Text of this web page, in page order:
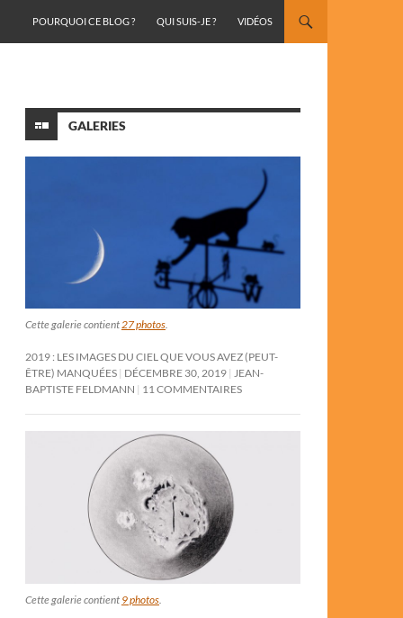
POURQUOI CE BLOG ?
QUI SUIS-JE ? VIDÉOS
GALERIES
Cette galerie contient27 photos.
2019 : LES IMAGES DU CIEL QUE VOUS AVEZ (PEUT-
ÊTRE) MANQUÉES DÉCEMBRE 30, 2019 JEAN-
BAPTISTE FELDMANN
11 COMMENTAIRES
Cette galerie contient 9 photos